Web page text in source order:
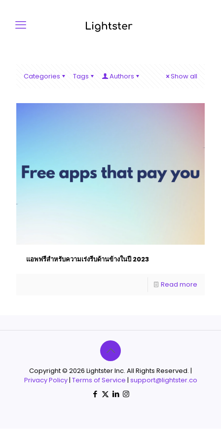
Categories Tags Authors Show all
แอพฟรีสําหรับความเร่งรีบด้านข้างในปี 2023
Read more
Copyright © 2026 Lightster Inc. All Rights Reserved. |
Privacy Policy| Terms of Service | support@lightster.co